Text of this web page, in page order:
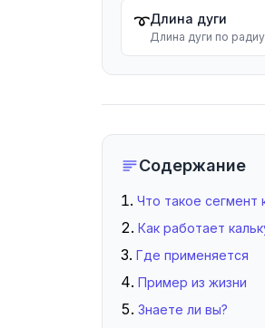
➰Длина дуги
Длина дуги по
Содержание
Что такое сегмент
Как работает
Где применяется
Пример из жизни
Знаете ли вы?